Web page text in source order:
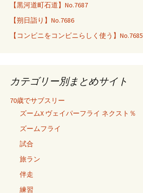
【黒河道町石道】No.7687
【朔日詣り】No.7686
【コンビニをコンビニらしく使う】No.7685
カテゴリー別まとめサイト
70歳でサブスリー
ズームX ヴェイパーフライ ネクスト％
ズームフライ
試合
旅ラン
伴走
練習